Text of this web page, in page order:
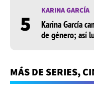
5 KARINA GARCÍA
Karina García
de género; así
MÁS DE SERIES,